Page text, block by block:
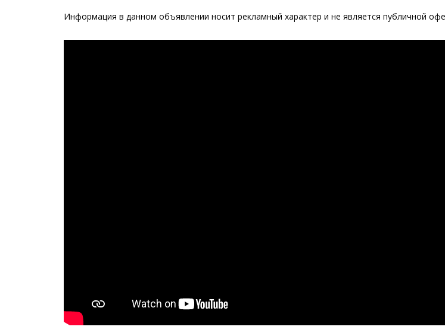
Информация в данном объявлении носит рекламный характер и не является публичной